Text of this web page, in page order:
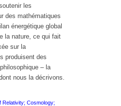
les
des mathématiques
énergétique global
la nature, ce qui fait
sur la
produisent des
– la
nous la décrivons.
Cosmology;